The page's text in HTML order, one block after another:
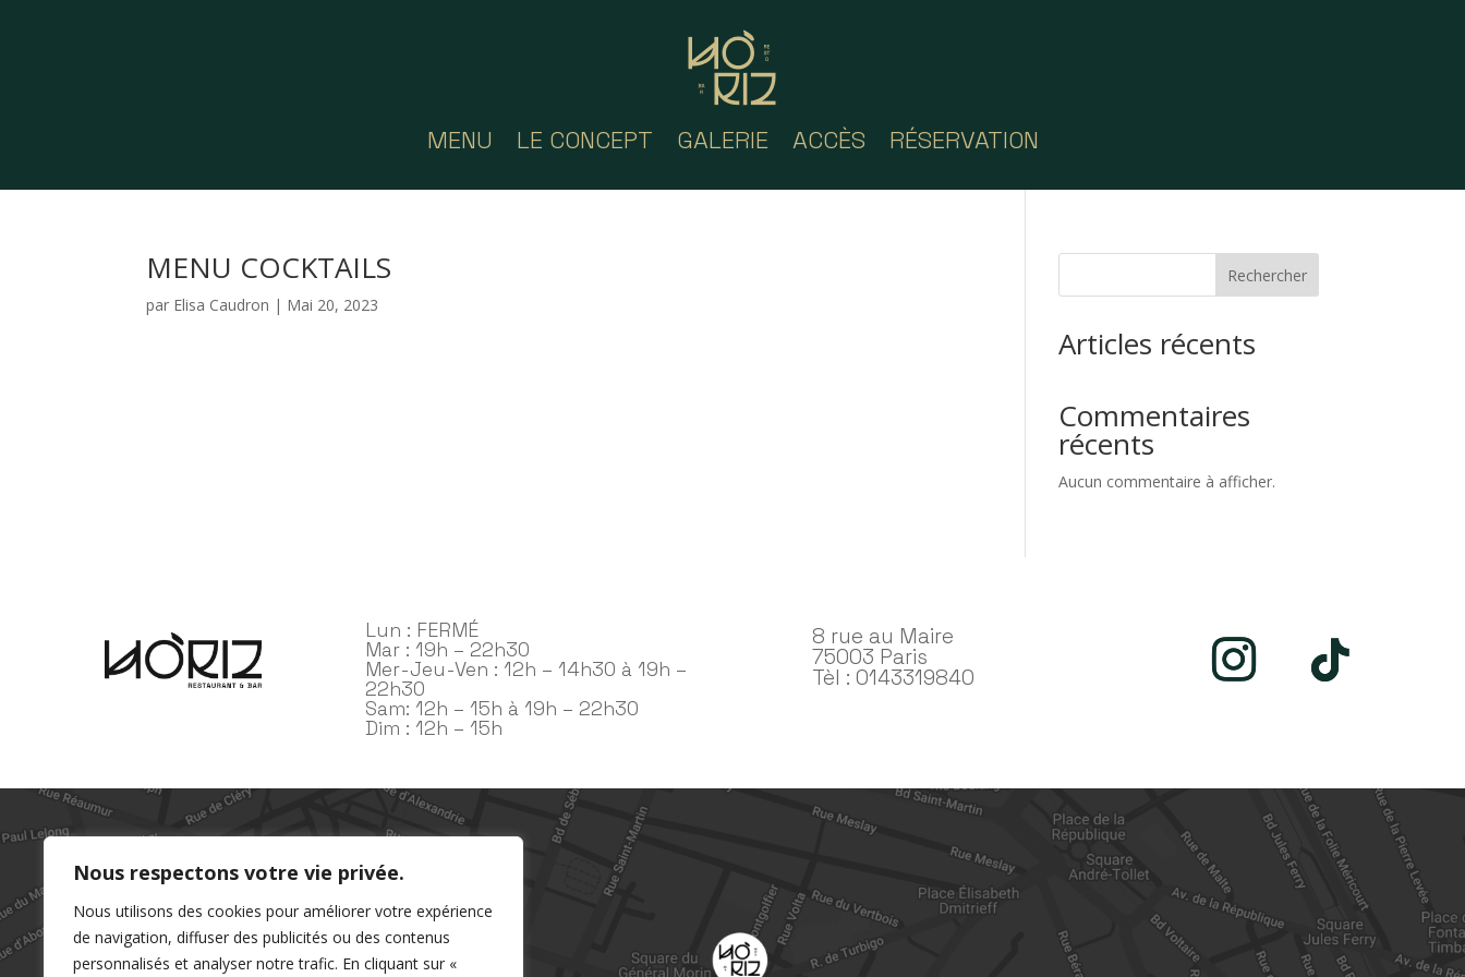
Nous respectons votre vie privée.
Nous utilisons des cookies pour améliorer votre expérience
de navigation, diffuser des publicités ou des contenus
personnalisés et analyser notre trafic. En cliquant sur «
MENU LE CONCEPT GALERIE ACCÈS RÉSERVATION
MENU COCKTAILS
par Elisa Caudron | Mai 20, 2023
Rechercher
Articles récents
Commentaires
récents
Aucun commentaire à afficher.
Lun : FERMÉ
Mar : 19h – 22h30
Mer-Jeu-Ven : 12h – 14h30 à 19h –
22h30
Sam: 12h – 15h à 19h – 22h30
Dim : 12h – 15h
8 rue au Maire
75003 Paris
Tèl : 0143319840